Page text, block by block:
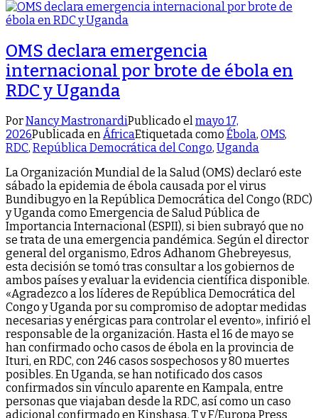
OMS declara emergencia
internacional por brote de ébola en
RDC y Uganda
PorNancy MastronardiPublicado elmayo 17,
2026Publicada enÁfricaEtiquetada como Ébola, OMS,
RDC, República Democrática del Congo, Uganda
La Organización Mundial de la Salud (OMS) declaró este
sábado la epidemia de ébola causada por el virus
Bundibugyo en la República Democrática del Congo (RDC)
y Uganda como Emergencia de Salud Pública de
Importancia Internacional (ESPII), si bien subrayó que no
se trata de una emergencia pandémica. Según el director
general del organismo, Edros Adhanom Ghebreyesus,
esta decisión se tomó tras consultar a los gobiernos de
ambos países y evaluar la evidencia científica disponible.
«Agradezco a los líderes de República Democrática del
Congo y Uganda por su compromiso de adoptar medidas
necesarias y enérgicas para controlar el evento», infirió el
responsable de la organización. Hasta el 16 de mayo se
han confirmado ocho casos de ébola en la provincia de
Ituri, en RDC, con 246 casos sospechosos y 80 muertes
posibles. En Uganda, se han notificado dos casos
confirmados sin vínculo aparente en Kampala, entre
personas que viajaban desde la RDC, así como un caso
adicional confirmado en Kinshasa. T y F/Europa Press